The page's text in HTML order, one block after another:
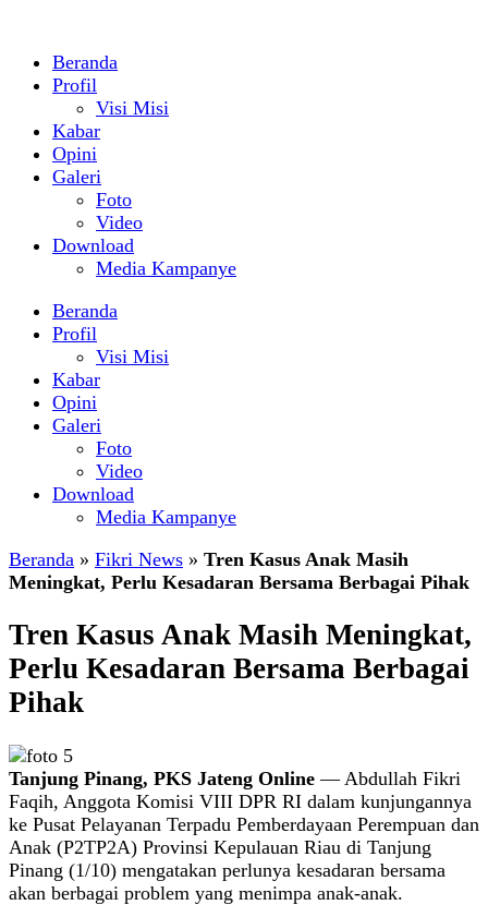
Beranda
Profil
Visi Misi
Kabar
Opini
Galeri
Foto
Video
Download
Media Kampanye
Beranda
Profil
Visi Misi
Kabar
Opini
Galeri
Foto
Video
Download
Media Kampanye
Beranda » Fikri News » Tren Kasus Anak Masih
Meningkat, Perlu Kesadaran Bersama Berbagai Pihak
Tren Kasus Anak Masih Meningkat,
Perlu Kesadaran Bersama Berbagai
Pihak
Tanjung Pinang, PKS Jateng Online — Abdullah Fikri
Faqih, Anggota Komisi VIII DPR RI dalam kunjungannya
ke Pusat Pelayanan Terpadu Pemberdayaan Perempuan dan
Anak (P2TP2A) Provinsi Kepulauan Riau di Tanjung
Pinang (1/10) mengatakan perlunya kesadaran bersama
akan berbagai problem yang menimpa anak-anak.